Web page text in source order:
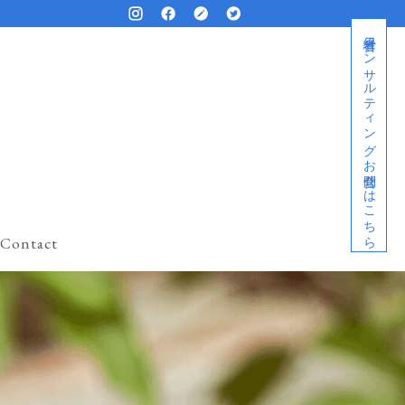
経営者コンサルティングお問合せはこちら
Contact